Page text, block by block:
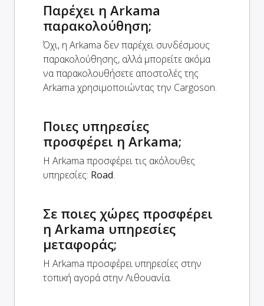
Παρέχει η Arkama
παρακολούθηση;
Όχι, η Arkama δεν παρέχει συνδέσμους
παρακολούθησης, αλλά μπορείτε ακόμα
να παρακολουθήσετε αποστολές της
Arkama χρησιμοποιώντας την Cargoson.
Ποιες υπηρεσίες
προσφέρει η Arkama;
Η Arkama προσφέρει τις ακόλουθες
υπηρεσίες: Road.
Σε ποιες χώρες προσφέρει
η Arkama υπηρεσίες
μεταφοράς;
Η Arkama προσφέρει υπηρεσίες στην
τοπική αγορά στην Λιθουανία.